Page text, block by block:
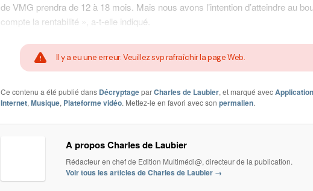
de VMG prendra de 12 à 18 mois. Mais nous avons l’intention d’atteindre au
compte la rentabilité », a-t-elle indiqué.
Il y a eu une erreur. Veuillez svp rafraîchir la page Web.
Ce contenu a été publié dans DécryptageparCharles de Laubier, et marqué avecApplication
Internet, Musique, Plateforme vidéo. Mettez-le en favori avec son permalien.
A propos Charles de Laubier
Rédacteur en chef de Edition Multimédi@, directeur de la publication.
Voir tous les articles de Charles de Laubier →